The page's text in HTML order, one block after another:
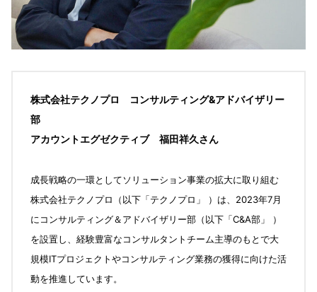
株式会社テクノプロ コンサルティング&アドバイザリー
部
アカウントエグゼクティブ 福田祥久さん
成長戦略の一環としてソリューション事業の拡大に取り組む
株式会社テクノプロ（以下「テクノプロ」 ）は、2023年7月
にコンサルティング＆アドバイザリー部（以下「C&A部」 ）
を設置し、経験豊富なコンサルタントチーム主導のもとで大
規模ITプロジェクトやコンサルティング業務の獲得に向けた活
動を推進しています。